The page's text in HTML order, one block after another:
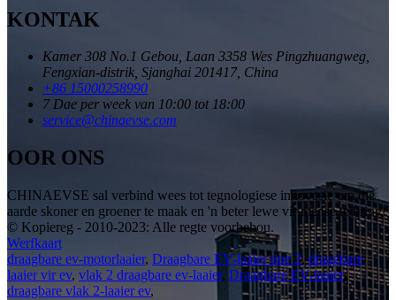
KONTAK
Kamer 308 No.1 Gebou, Laan 3358 Wes Pingzhuangweg,
Fengxian-distrik, Sjanghai 201417, China
+86 15000258990
7 Dae per week van 10:00 tot 18:00
service@chinaevse.com
OOR ONS
CHINAEVSE sal verbind wees tot tegnologiese innovasie om die
aarde skoner en groener te maak en 'n beter lewe vir mense te bring!
© Kopiereg - 2010-2023: Alle regte voorbehou.
Werfkaart
draagbare ev-motorlaaier, Draagbare EV-laaier tipe 2,draagbare
laaier vir ev, vlak 2 draagbare ev-laaier, Draagbare EV-laaier,
draagbare vlak 2-laaier ev,